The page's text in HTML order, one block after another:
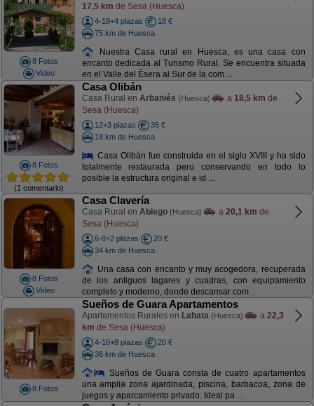
8 Fotos
Video
17,5 km de Sesa (Huesca)
4-18+4 plazas
18 €
75 km de Huesca
Nuestra Casa rural en Huesca, es una casa con
encanto dedicada al Turismo Rural. Se encuentra situada
en el Valle del Ésera al Sur de la com ...
8 Fotos
(1 comentario)
Casa Olibán
Casa Rural en Arbaniés (Huesca) a 18,5 km de
Sesa (Huesca)
12+3 plazas
35 €
18 km de Huesca
Casa Olibán fue construida en el siglo XVIII y ha sido
totalmente restaurada pero conservando en todo lo
posible la estructura original e id ...
8 Fotos
Video
Casa Clavería
Casa Rural en Abiego (Huesca) a 20,1 km de
Sesa (Huesca)
6-8+2 plazas
20 €
34 km de Huesca
Una casa con encanto y muy acogedora, recuperada
de los antiguos lagares y cuadras, con equipamiento
completo y moderno, donde descansar com ...
8 Fotos
Sueños de Guara Apartamentos
Apartamentos Rurales en Labata (Huesca) a 22,3
km de Sesa (Huesca)
4-16+8 plazas
20 €
36 km de Huesca
Sueños de Guara consta de cuatro apartamentos
una amplia zona ajardinada, piscina, barbacoa, zona de
juegos y aparcamiento privado. Ideal pa ...